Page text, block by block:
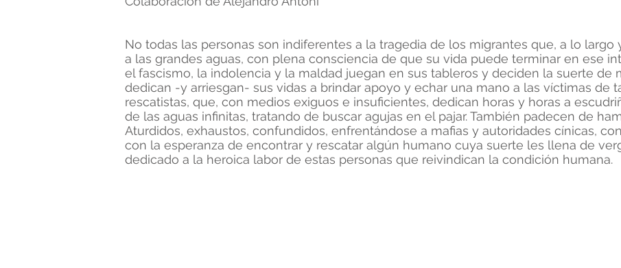
No todas las personas son indiferentes a la tragedia de los migrantes que, a lo largo
a las grandes aguas, con plena consciencia de que su vida puede terminar en ese
el fascismo, la indolencia y la maldad juegan en sus tableros y deciden la suerte de
dedican -y arriesgan- sus vidas a brindar apoyo y echar una mano a las víctimas de
rescatistas, que, con medios exiguos e insuficientes, dedican horas y horas a
de las aguas infinitas, tratando de buscar agujas en el pajar. También padecen de
Aturdidos, exhaustos, confundidos, enfrentándose a mafias y autoridades cínicas,
con la esperanza de encontrar y rescatar algún humano cuya suerte les llena de
dedicado a la heroica labor de estas personas que reivindican la condición humana.